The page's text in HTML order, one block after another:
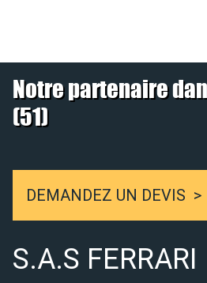
Notre partenaire
(51)
DEMANDEZ UN DEVIS
S.A.S FERRARI